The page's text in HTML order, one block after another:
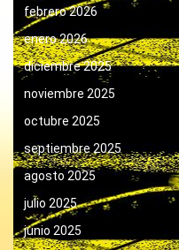
febrero 2026
enero 2026
diciembre 2025
noviembre 2025
octubre 2025
septiembre 2025
agosto 2025
julio 2025
junio 2025